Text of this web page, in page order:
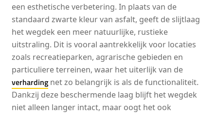
een esthetische verbetering. In plaats van de
standaard zwarte kleur van asfalt, geeft de slijtlaag
het wegdek een meer natuurlijke, rustieke
uitstraling. Dit is vooral aantrekkelijk voor locaties
zoals recreatieparken, agrarische gebieden en
particuliere terreinen, waar het uiterlijk van de
verharding net zo belangrijk is als de functionaliteit.
Dankzij deze beschermende laag blijft het wegdek
niet alleen langer intact, maar oogt het ook